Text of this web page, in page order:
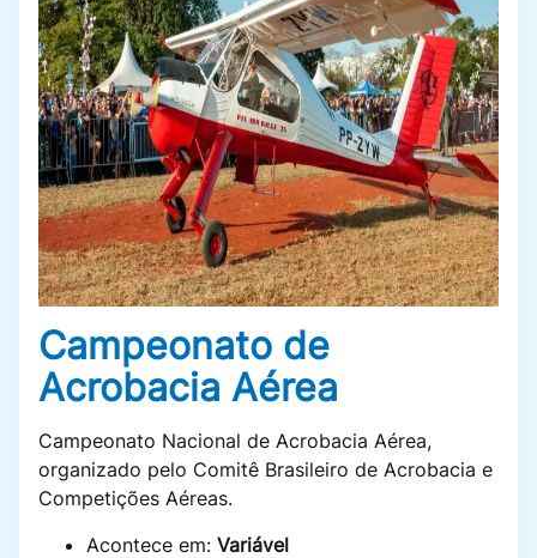
Campeonato de
Acrobacia Aérea
Campeonato Nacional de Acrobacia Aérea,
organizado pelo Comitê Brasileiro de Acrobacia e
Competições Aéreas.
Acontece em: Variável